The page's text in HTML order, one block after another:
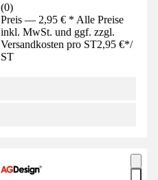
(0)
Preis — 2,95 € * Alle Preise
inkl. MwSt. und ggf. zzgl.
Versandkosten pro ST2,95 €*/
ST